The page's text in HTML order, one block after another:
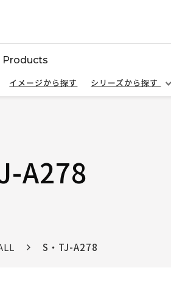
Products
イメージから探す シリーズから探す
A278
S・TJ-A278